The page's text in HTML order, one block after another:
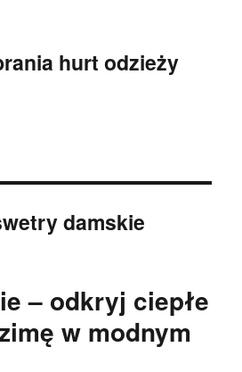
hurt odzieży
damskie
– odkryj ciepłe
w modnym